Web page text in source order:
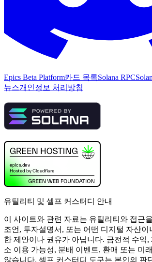
Epics Beta Platform카드 목록Solana RPC
뉴스개인정보 처리방침
유틸리티 및 셀프 커스터디 안내
이 사이트와 관련 자료는 유틸리티와 접근
조언, 투자설명서, 또는 어떤 디지털 자산이
한 제안이나 권유가 아닙니다. 금전적 수익,
소 이용 가능성, 분배 이벤트, 환매 또는 미
않습니다. 셀프 커스터디 도구는 본인의 판